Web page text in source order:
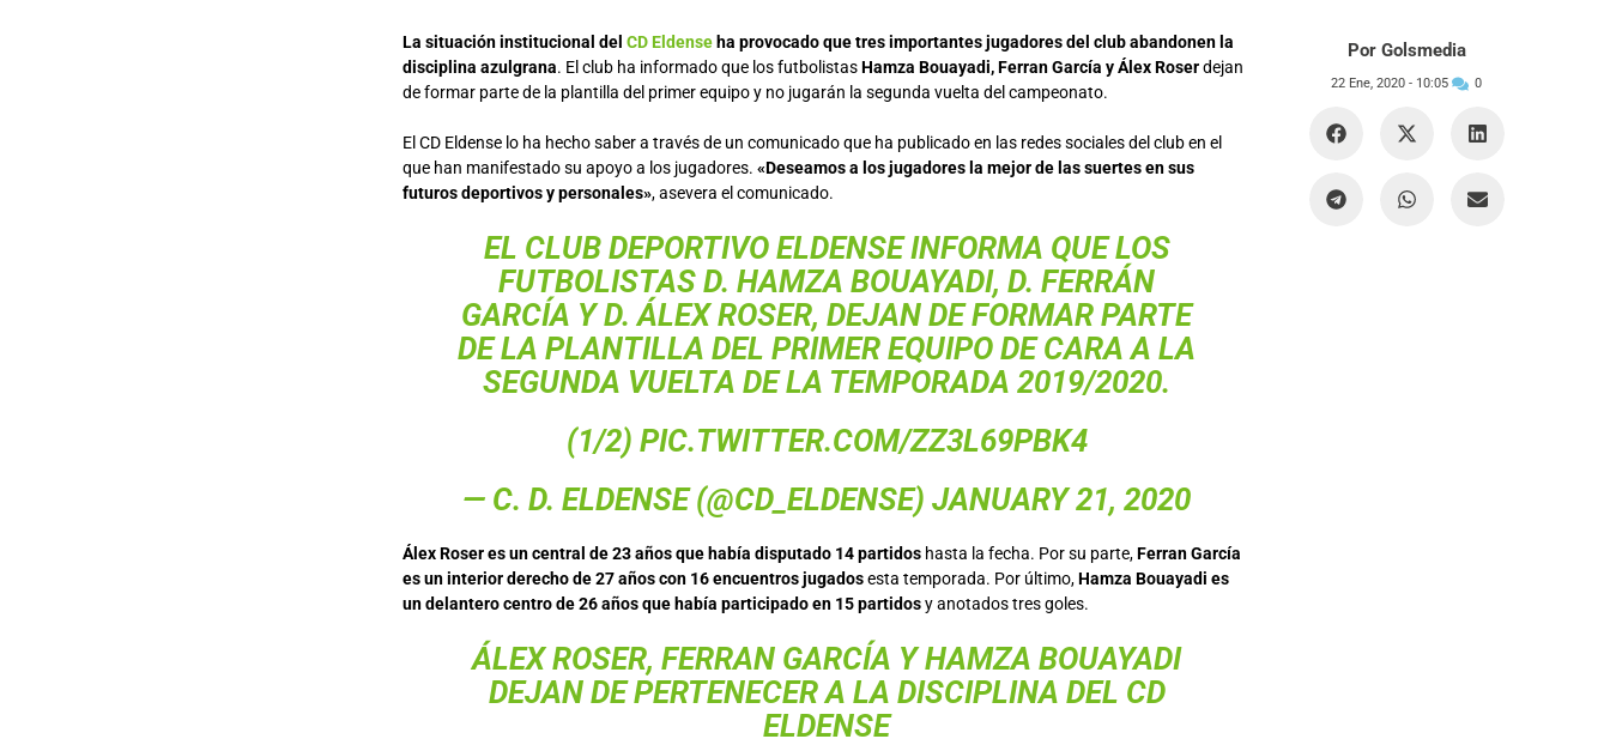
La situación institucional del CD Eldense ha provocado que tres importantes jugadores del club abandonen la
disciplina azulgrana. El club ha informado que los futbolistasHamza Bouayadi, Ferran García y Álex Roserdejan
de formar parte de la plantilla del primer equipo y no jugarán la segunda vuelta del campeonato.
El CD Eldense lo ha hecho saber a través de un comunicado que ha publicado en las redes sociales del club en el
que han manifestado su apoyo a los jugadores. «Deseamos a los jugadores la mejor de las suertes en sus
futuros deportivos y personales», asevera el comunicado.
EL CLUB DEPORTIVO ELDENSE INFORMA QUE LOS
FUTBOLISTAS D. HAMZA BOUAYADI, D. FERRÁN
GARCÍA Y D. ÁLEX ROSER, DEJAN DE FORMAR PARTE
DE LA PLANTILLA DEL PRIMER EQUIPO DE CARA A LA
SEGUNDA VUELTA DE LA TEMPORADA 2019/2020.
(1/2) PIC.TWITTER.COM/ZZ3L69PBK4
— C. D. ELDENSE (@CD_ELDENSE) JANUARY 21, 2020
Álex Roser es un central de 23 años que había disputado 14 partidos hasta la fecha. Por su parte,Ferran García
es un interior derecho de 27 años con 16 encuentros jugadosesta temporada. Por último,Hamza Bouayadi es
un delantero centro de 26 años que había participado en 15 partidosy anotados tres goles.
ÁLEX ROSER, FERRAN GARCÍA Y HAMZA BOUAYADI
DEJAN DE PERTENECER A LA DISCIPLINA DEL CD
ELDENSE
Por Golsmedia
22 Ene, 2020 - 10:05 0